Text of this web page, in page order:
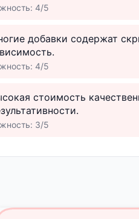
4/5
добавки содержат
4/5
стоимость
3/5